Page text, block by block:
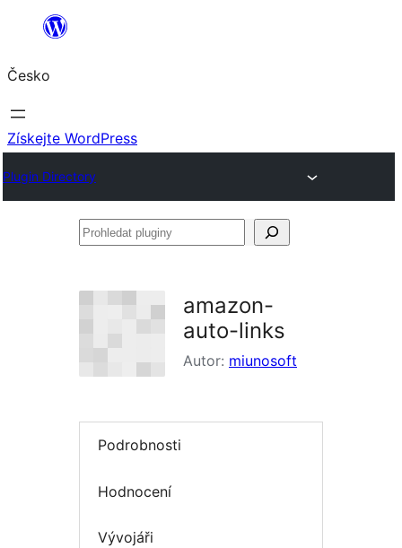
Přeskočit
obsah
Česko
Získejte WordPress
Plugin Directory
Prohledat
amazon-
auto-links
Autor: miunosoft
Podrobnosti
Hodnocení
Vývojáři